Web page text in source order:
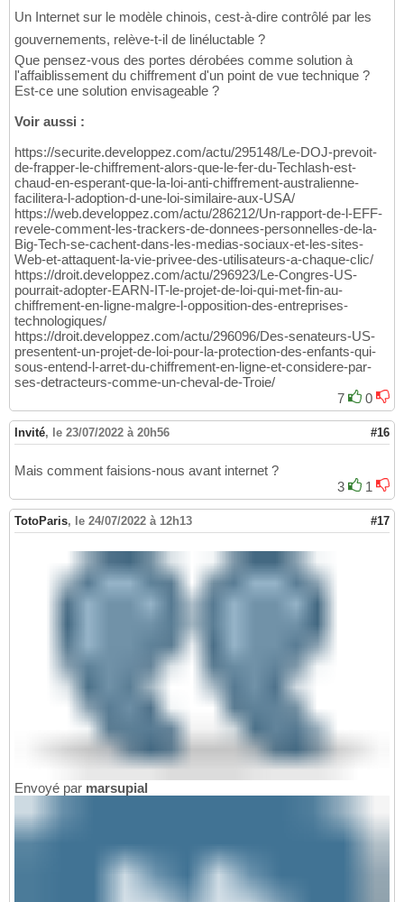
Un Internet sur le modèle chinois, cest-à-dire contrôlé par les
gouvernements, relève-t-il de linéluctable ?
Que pensez-vous des portes dérobées comme solution à
l'affaiblissement du chiffrement d'un point de vue technique ?
Est-ce une solution envisageable ?
Voir aussi :
https://securite.developpez.com/actu/295148/Le-DOJ-prevoit-
de-frapper-le-chiffrement-alors-que-le-fer-du-Techlash-est-
chaud-en-esperant-que-la-loi-anti-chiffrement-australienne-
facilitera-l-adoption-d-une-loi-similaire-aux-USA/
https://web.developpez.com/actu/286212/Un-rapport-de-l-EFF-
revele-comment-les-trackers-de-donnees-personnelles-de-la-
Big-Tech-se-cachent-dans-les-medias-sociaux-et-les-sites-
Web-et-attaquent-la-vie-privee-des-utilisateurs-a-chaque-clic/
https://droit.developpez.com/actu/296923/Le-Congres-US-
pourrait-adopter-EARN-IT-le-projet-de-loi-qui-met-fin-au-
chiffrement-en-ligne-malgre-l-opposition-des-entreprises-
technologiques/
https://droit.developpez.com/actu/296096/Des-senateurs-US-
presentent-un-projet-de-loi-pour-la-protection-des-enfants-qui-
sous-entend-l-arret-du-chiffrement-en-ligne-et-considere-par-
ses-detracteurs-comme-un-cheval-de-Troie/
7
0
Invité, le 23/07/2022 à 20h56 #16
Mais comment faisions-nous avant internet ?
3
1
TotoParis, le 24/07/2022 à 12h13 #17
Envoyé par marsupial